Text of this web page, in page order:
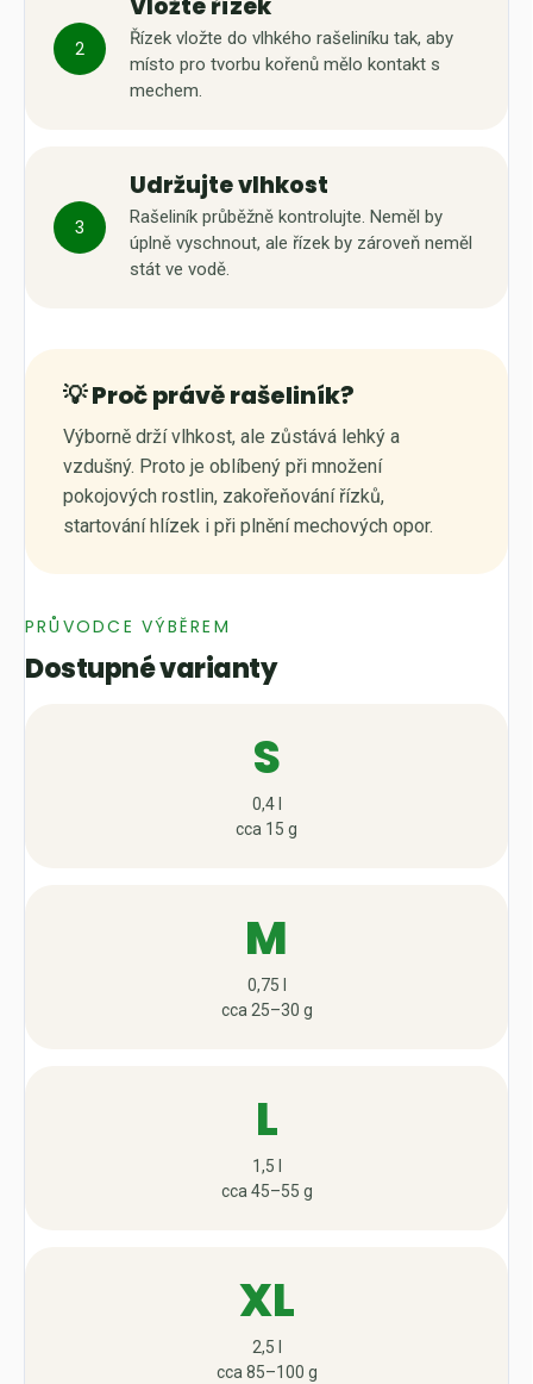
2
Vložte řízek
Řízek vložte do vlhkého rašeliníku tak, aby
místo pro tvorbu kořenů mělo kontakt s
mechem.
3
Udržujte vlhkost
Rašeliník průběžně kontrolujte. Neměl by
úplně vyschnout, ale řízek by zároveň neměl
stát ve vodě.
💡 Proč právě rašeliník?
Výborně drží vlhkost, ale zůstává lehký a
vzdušný. Proto je oblíbený při množení
pokojových rostlin, zakořeňování řízků,
startování hlízek i při plnění mechových opor.
PRŮVODCE VÝBĚREM
Dostupné varianty
S
0,4 l
cca 15 g
M
0,75 l
cca 25–30 g
L
1,5 l
cca 45–55 g
XL
2,5 l
cca 85–100 g